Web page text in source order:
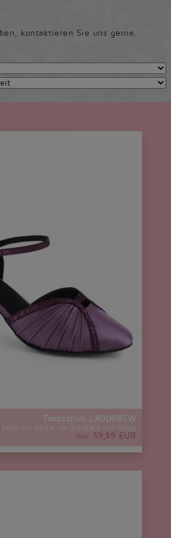
kontaktieren Sie uns gerne.
Tanzschuh LA0008TW
Satin mit Glitter für Standard und Tango
nur 59,99 EUR